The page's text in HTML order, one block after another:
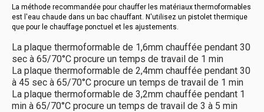
La méthode recommandée pour chauffer les matériaux thermoformables
est l'eau chaude dans un bac chauffant. N'utilisez un pistolet thermique
que pour le chauffage ponctuel et les ajustements.
La plaque thermoformable de 1,6mm chauffée pendant 30
sec à 65/70°C procure un temps de travail de 1 min
La plaque thermoformable de 2,4mm chauffée pendant 30
à 45 sec à 65/70°C procure un temps de travail de 1 min
La plaque thermoformable de 3,2mm chauffée pendant 1
min à 65/70°C procure un temps de travail de 3 à 5 min